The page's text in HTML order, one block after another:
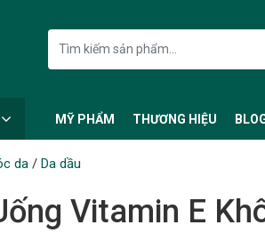
MỸ PHẨM THƯƠNG HIỆU
da/ Da dầu
Vitamin E